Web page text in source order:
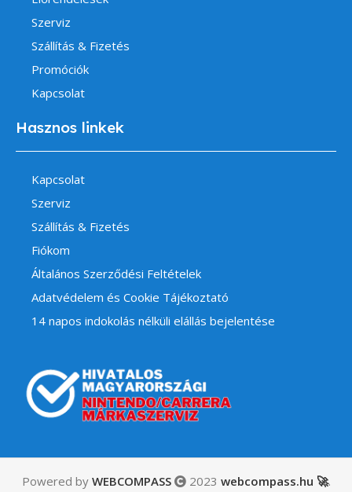
Szerviz
Szállítás & Fizetés
Promóciók
Kapcsolat
Hasznos linkek
Kapcsolat
Szerviz
Szállítás & Fizetés
Fiókom
Általános Szerződési Feltételek
Adatvédelem és Cookie Tájékoztató
14 napos indokolás nélküli elállás bejelentése
Powered by WEBCOMPASS 2023 webcompass.hu 🚀.